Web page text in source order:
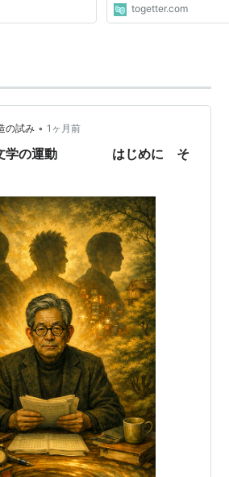
ンビハンター）』シリーズ
ＮＡ』シリーズ
Ａ』
』シリーズ
ラス・ストリート』シリーズ
ンデヴー』
れバス』
・ショック』
お雪』
ブルース』
生集団』
』
』
ン』
チャイルド』
togetter.com
試み • 1ヶ月前
はじめに そ